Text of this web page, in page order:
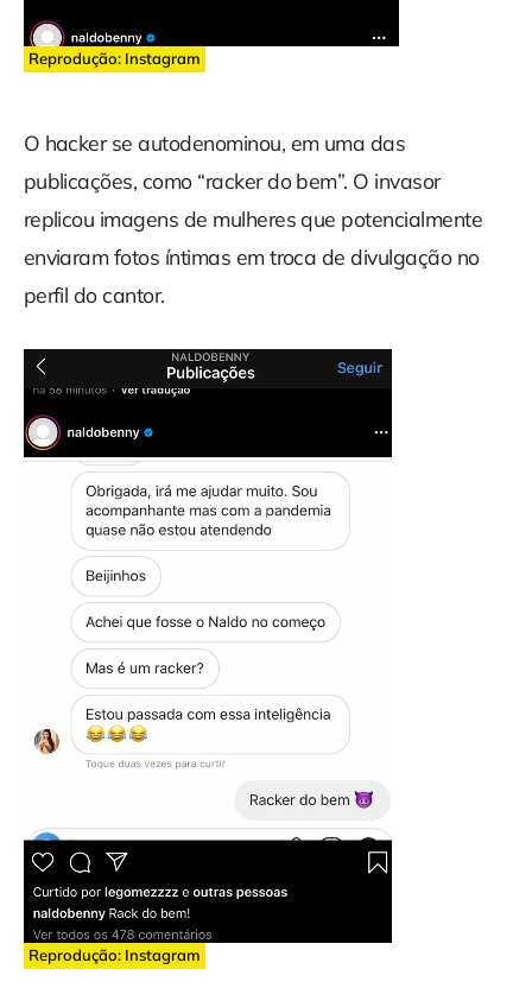
Reprodução: Instagram
O hacker se autodenominou, em uma das
publicações, como “racker do bem”. O invasor
replicou imagens de mulheres que potencialmente
enviaram fotos íntimas em troca de divulgação no
perfil do cantor.
Reprodução: Instagram